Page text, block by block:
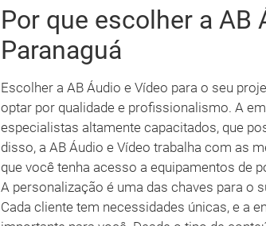
Por que escolher a AB
Paranaguá
Escolher a AB Áudio e Vídeo para o seu
optar por qualidade e profissionalismo. A
especialistas altamente capacitados, que
disso, a AB Áudio e Vídeo trabalha com as
que você tenha acesso a equipamentos de
A personalização é uma das chaves para o
Cada cliente tem necessidades únicas, e a